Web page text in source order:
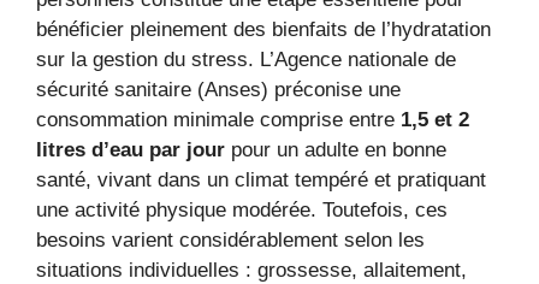
bénéficier pleinement des bienfaits de l’hydratation
sur la gestion du stress. L’Agence nationale de
sécurité sanitaire (Anses) préconise une
consommation minimale comprise entre 1,5 et 2
litres d’eau par jour pour un adulte en bonne
santé, vivant dans un climat tempéré et pratiquant
une activité physique modérée. Toutefois, ces
besoins varient considérablement selon les
situations individuelles : grossesse, allaitement,